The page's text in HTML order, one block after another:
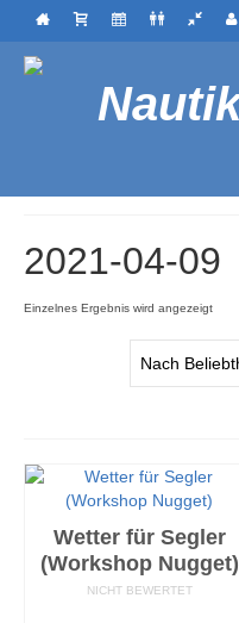
2021-04-09
Einzelnes Ergebnis wird angezeigt
Wetter für Segler
(Workshop Nugget)
NICHT BEWERTET